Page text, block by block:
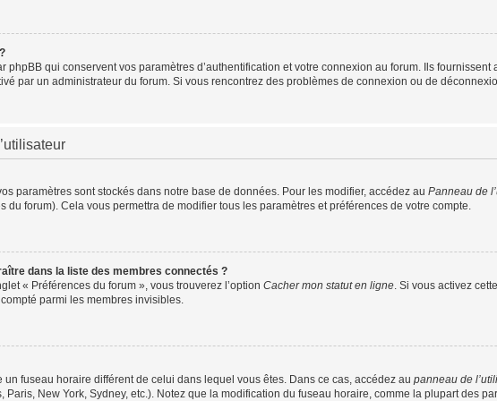
phpBB qui conservent vos paramètres d’authentification et votre connexion au forum. Ils
par un administrateur du forum. Si vous rencontrez des problèmes de connexion ou de
paramètres sont stockés dans notre base de données. Pour les modifier, accédez au Panneau de
du forum). Cela vous permettra de modifier tous les paramètres et préférences de votre compte.
dans la liste des membres connectés ?
« Préférences du forum », vous trouverez l’option Cacher mon statut en ligne. Si vous activez
parmi les membres invisibles.
un fuseau horaire différent de celui dans lequel vous êtes. Dans ce cas, accédez au panneau de
New York, Sydney, etc.). Notez que la modification du fuseau horaire, comme la plupart des